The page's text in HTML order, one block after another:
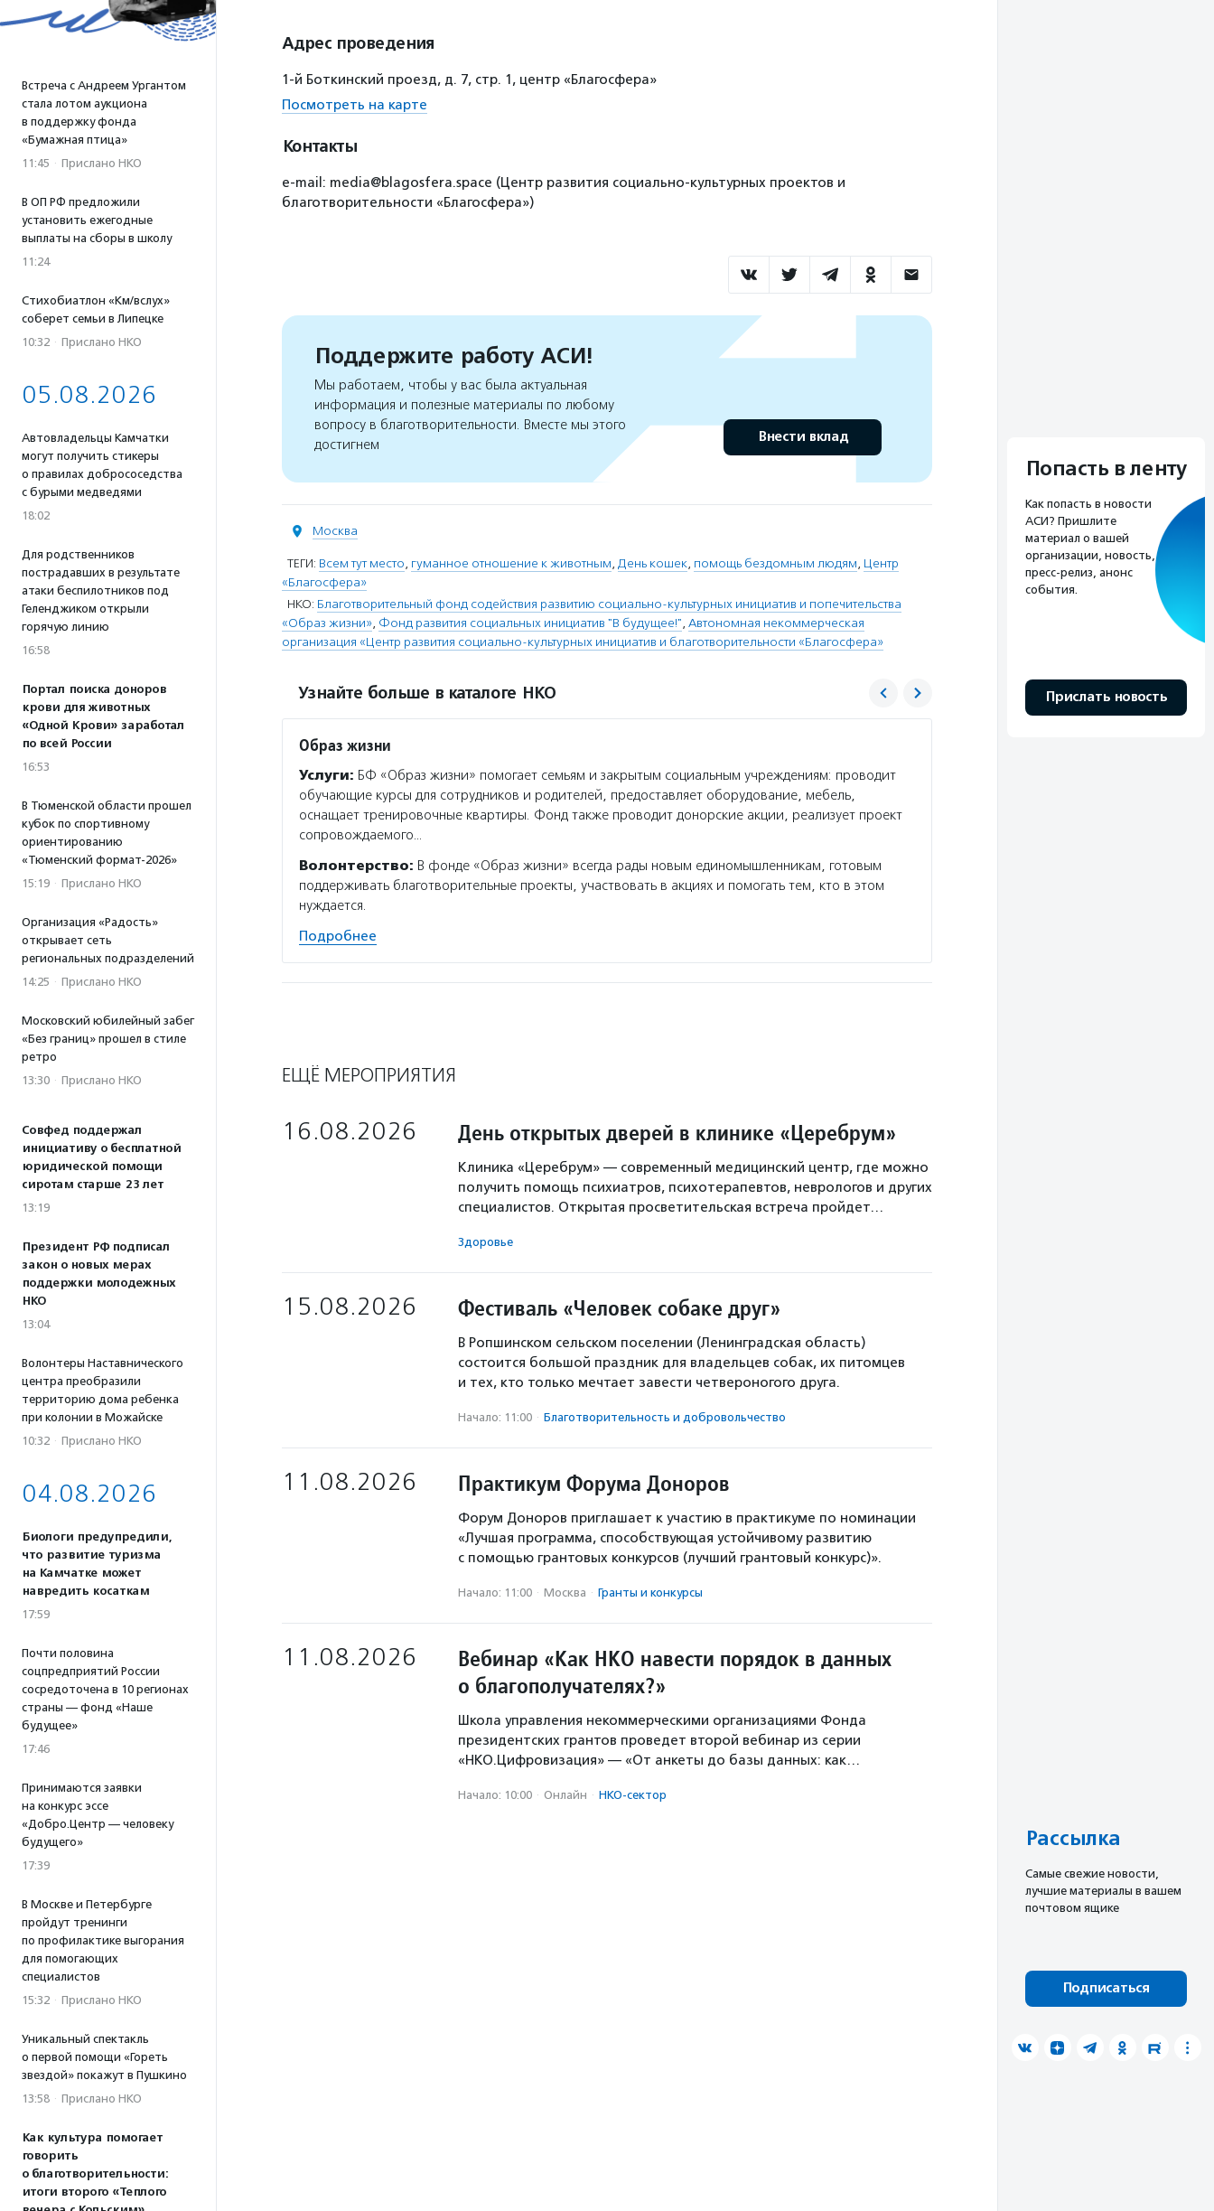
Встреча с Андреем Ургантом
стала лотом аукциона
в поддержку фонда
«Бумажная птица»
11:45 · Прислано НКО
В ОП РФ предложили
установить ежегодные
выплаты на сборы в школу
11:24
Стихобиатлон «Км/вслух»
соберет семьи в Липецке
10:32 · Прислано НКО
05.08.2026
Автовладельцы Камчатки
могут получить стикеры
о правилах добрососедства
с бурыми медведями
18:02
Для родственников
пострадавших в результате
атаки беспилотников под
Геленджиком открыли
горячую линию
16:58
Портал поиска доноров
крови для животных
«Одной Крови» заработал
по всей России
16:53
В Тюменской области прошел
кубок по спортивному
ориентированию
«Тюменский формат-2026»
15:19 · Прислано НКО
Организация «Радость»
открывает сеть
региональных подразделений
14:25 · Прислано НКО
Московский юбилейный забег
«Без границ» прошел в стиле
ретро
13:30 · Прислано НКО
Совфед поддержал
инициативу о бесплатной
юридической помощи
сиротам старше 23 лет
13:19
Президент РФ подписал
закон о новых мерах
поддержки молодежных
НКО
13:04
Волонтеры Наставнического
центра преобразили
территорию дома ребенка
при колонии в Можайске
10:32 · Прислано НКО
04.08.2026
Биологи предупредили,
что развитие туризма
на Камчатке может
навредить косаткам
17:59
Почти половина
соцпредприятий России
сосредоточена в 10 регионах
страны — фонд «Наше
будущее»
17:46
Принимаются заявки
на конкурс эссе
«Добро.Центр — человеку
будущего»
17:39
В Москве и Петербурге
пройдут тренинги
по профилактике выгорания
для помогающих
специалистов
15:32 · Прислано НКО
Уникальный спектакль
о первой помощи «Гореть
звездой» покажут в Пушкино
13:58 · Прислано НКО
Как культура помогает
говорить
о благотворительности:
итоги второго «Теплого
Адрес проведения
1-й Боткинский проезд, д. 7, стр. 1, центр «Благосфера»
Посмотреть на карте
Контакты
e-mail: media@blagosfera.space (Центр развития социально-культурных проектов и
благотворительности «Благосфера»)
Поддержите работу АСИ!
Мы работаем, чтобы у вас была актуальная
информация и полезные материалы по любому
вопросу в благотворительности. Вместе мы этого
достигнем
Внести вклад
Москва
ТЕГИ: Всем тут место, гуманное отношение к животным, День кошек, помощь бездомным людям, Центр
«Благосфера»
НКО: Благотворительный фонд содействия развитию социально-культурных инициатив и попечительства
«Образ жизни», Фонд развития социальных инициатив "В будущее!", Автономная некоммерческая
организация «Центр развития социально-культурных инициатив и благотворительности «Благосфера»
Узнайте больше в каталоге НКО
Образ жизни
Услуги: БФ «Образ жизни» помогает семьям и закрытым социальным учреждениям: проводит
обучающие курсы для сотрудников и родителей, предоставляет оборудование, мебель,
оснащает тренировочные квартиры. Фонд также проводит донорские акции, реализует проект
сопровождаемого…
Волонтерство: В фонде «Образ жизни» всегда рады новым единомышленникам, готовым
поддерживать благотворительные проекты, участвовать в акциях и помогать тем, кто в этом
нуждается.
Подробнее
ЕЩЁ МЕРОПРИЯТИЯ
16.08.2026 День открытых дверей в клинике «Церебрум»
Клиника «Церебрум» — современный медицинский центр, где можно
получить помощь психиатров, психотерапевтов, неврологов и других
специалистов. Открытая просветительская встреча пройдет…
Здоровье
15.08.2026 Фестиваль «Человек собаке друг»
В Ропшинском сельском поселении (Ленинградская область)
состоится большой праздник для владельцев собак, их питомцев
и тех, кто только мечтает завести четвероногого друга.
Начало: 11:00 · Благотвори­тель­ность и доброволь­чест­во
11.08.2026 Практикум Форума Доноров
Форум Доноров приглашает к участию в практикуме по номинации
«Лучшая программа, способствующая устойчивому развитию
с помощью грантовых конкурсов (лучший грантовый конкурс)».
Начало: 11:00 · Москва · Гранты и конкурсы
11.08.2026
Вебинар «Как НКО навести порядок в данных
о благополучателях?»
Школа управления некоммерческими организациями Фонда
президентских грантов проведет второй вебинар из серии
«НКО.Цифровизация» — «От анкеты до базы данных: как…
Начало: 10:00 · Онлайн · НКО-сектор
Попасть в ленту
Как попасть в новости
АСИ? Пришлите
материал о вашей
организации, новость,
пресс-релиз, анонс
события.
Прислать новость
Рассылка
Cамые свежие новости,
лучшие материалы в вашем
почтовом ящике
Подписаться